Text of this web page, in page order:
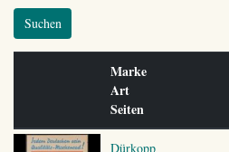
Suchen
Marke
Art
Seiten
Dürkopp